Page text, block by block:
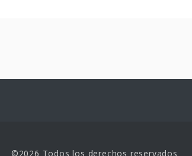
©2026 Todos los derechos reservados